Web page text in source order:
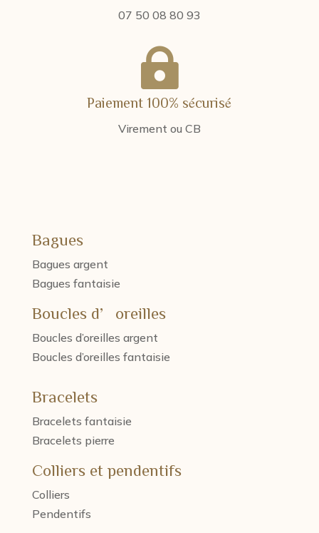
07 50 08 80 93

Paiement 100% sécurisé
Virement ou CB
Bagues
Bagues argent
Bagues fantaisie
Boucles d’oreilles
Boucles d’oreilles argent
Boucles d’oreilles fantaisie
Bracelets
Bracelets fantaisie
Bracelets pierre
Colliers et pendentifs
Colliers
Pendentifs